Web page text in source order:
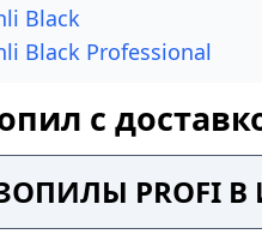
Black
Black Professional
с
PROFI